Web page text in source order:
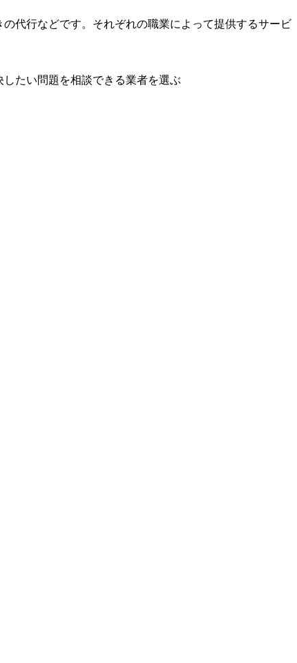
代行などです。それぞれの職業によって提供するサービ
たい問題を相談できる業者を選ぶ